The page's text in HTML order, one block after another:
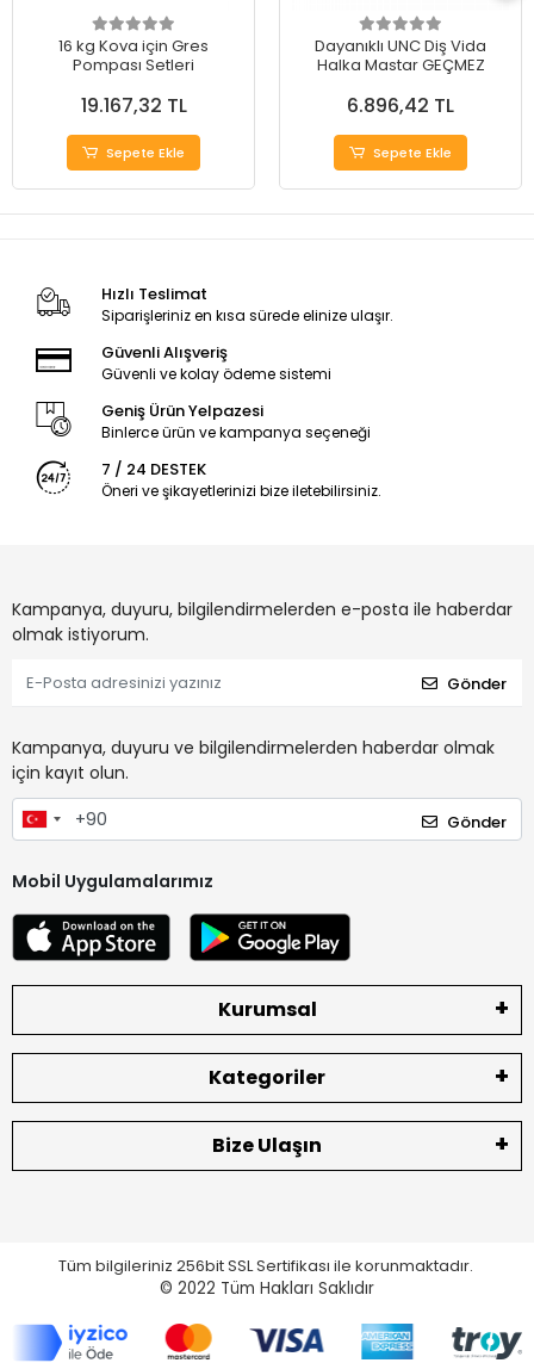
16 kg Kova için Gres
Pompası Setleri
19.167,32 TL
Sepete Ekle
Dayanıklı UNC Diş Vida
Halka Mastar GEÇMEZ
6.896,42 TL
Sepete Ekle
Hızlı Teslimat
Siparişleriniz en kısa sürede elinize ulaşır.
Güvenli Alışveriş
Güvenli ve kolay ödeme sistemi
Geniş Ürün Yelpazesi
Binlerce ürün ve kampanya seçeneği
7 / 24 DESTEK
Öneri ve şikayetlerinizi bize iletebilirsiniz.
Kampanya, duyuru, bilgilendirmelerden e-posta ile haberdar
olmak istiyorum.
Gönder
Kampanya, duyuru ve bilgilendirmelerden haberdar olmak
için kayıt olun.
Gönder
Mobil Uygulamalarımız
Kurumsal
Kategoriler
Bize Ulaşın
Tüm bilgileriniz 256bit SSL Sertifikası ile korunmaktadır.
© 2022 Tüm Hakları Saklıdır